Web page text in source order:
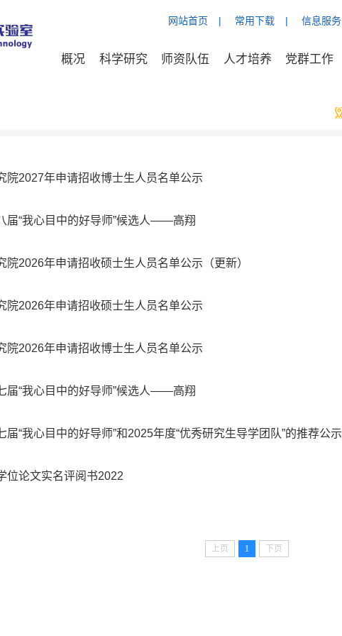
网站首页 | 常用下载 | 信息服务
概况 科学研究 师资队伍 人才培养 党群工作
院2027年申请招收博士生人员名单公示
届“我心目中的好导师”候选人——高翔
院2026年申请招收硕士生人员名单公示（更新）
院2026年申请招收硕士生人员名单公示
院2026年申请招收博士生人员名单公示
届“我心目中的好导师”候选人——高翔
届“我心目中的好导师”和2025年度“优秀研究生导学团队”的推荐公示
位论文实名评阅书2022
上页 1 下页